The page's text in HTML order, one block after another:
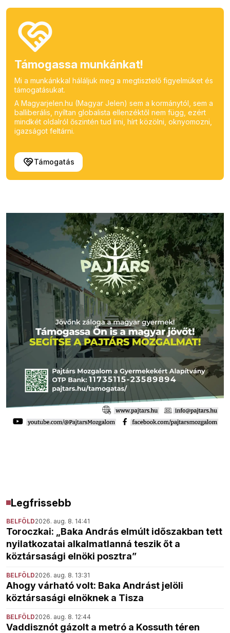
Támogassa munkánkat!
Mi a munkánkkal háláljuk meg a megtisztelő figyelmüket és
támogatásukat.
A Magyarjelen.hu (Magyar Jelen) sem a kormánytól, sem a
balliberális, nyíltan globalista ellenzéktől nem függ, ezért
mindkét oldalról őszintén tud írni, hírt közölni, oknyomozni,
igazságot feltárni.
Támogatás
Legfrissebb
BELFÖLD2026. aug. 8. 14:41
Toroczkai: „Baka András elmúlt időszakban tett
nyilatkozatai alkalmatlanná teszik őt a
köztársasági elnöki posztra”
BELFÖLD2026. aug. 8. 13:31
Ahogy várható volt: Baka Andrást jelöli
köztársasági elnöknek a Tisza
BELFÖLD2026. aug. 8. 12:44
Vaddisznót gázolt a metró a Kossuth téren